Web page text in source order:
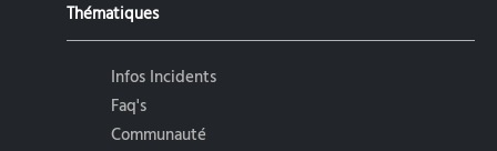
Thématiques
Infos Incidents
Faq's
Communauté